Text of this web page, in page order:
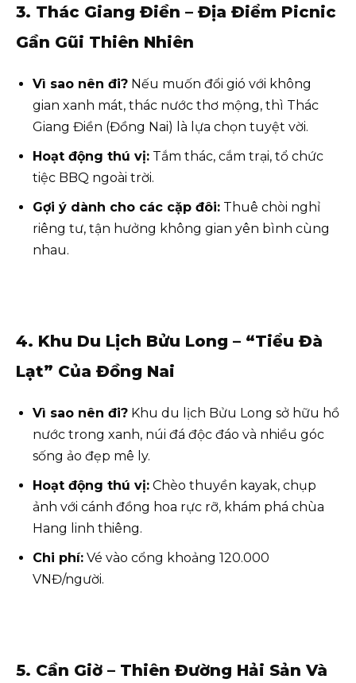
3. Thác Giang Điền – Địa Điểm Picnic
Gần Gũi Thiên Nhiên
Vì sao nên đi? Nếu muốn đổi gió với không
gian xanh mát, thác nước thơ mộng, thì Thác
Giang Điền (Đồng Nai) là lựa chọn tuyệt vời.
Hoạt động thú vị: Tắm thác, cắm trại, tổ chức
tiệc BBQ ngoài trời.
Gợi ý dành cho các cặp đôi: Thuê chòi nghỉ
riêng tư, tận hưởng không gian yên bình cùng
nhau.
4. Khu Du Lịch Bửu Long – “Tiểu Đà
Lạt” Của Đồng Nai
Vì sao nên đi? Khu du lịch Bửu Long sở hữu hồ
nước trong xanh, núi đá độc đáo và nhiều góc
sống ảo đẹp mê ly.
Hoạt động thú vị: Chèo thuyền kayak, chụp
ảnh với cánh đồng hoa rực rỡ, khám phá chùa
Hang linh thiêng.
Chi phí: Vé vào cổng khoảng 120.000
VNĐ/người.
5. Cần Giờ – Thiên Đường Hải Sản Và